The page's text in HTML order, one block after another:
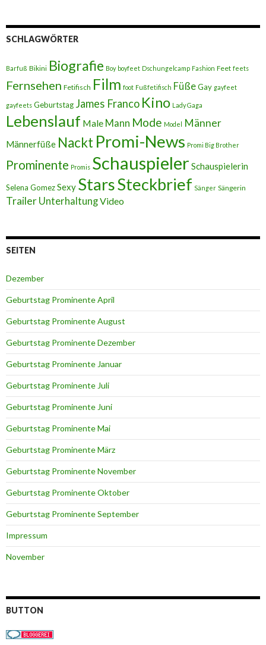
SCHLAGWÖRTER
Barfuß Bikini Biografie Boy boyfeet Dschungelcamp Fashion Feet feets
Fernsehen Fetifisch Film foot Fußfetifisch FüßeGay gayfeet
gayfeets GeburtstagJames Franco Kino Lady Gaga
Lebenslauf Male Mann Mode Model Männer
Männerfüße Nackt Promi-News Promi Big Brother
Prominente Promis Schauspieler Schauspielerin
Selena GomezSexy StarsSteckbrief Sänger Sängerin
Trailer UnterhaltungVideo
SEITEN
Dezember
Geburtstag Prominente April
Geburtstag Prominente August
Geburtstag Prominente Dezember
Geburtstag Prominente Januar
Geburtstag Prominente Juli
Geburtstag Prominente Juni
Geburtstag Prominente Mai
Geburtstag Prominente März
Geburtstag Prominente November
Geburtstag Prominente Oktober
Geburtstag Prominente September
Impressum
November
BUTTON